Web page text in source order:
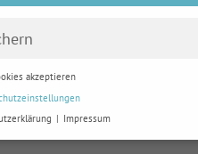
oder
Verpflichtungen
Eine
von entsprechenden
akzeptieren
Impressum